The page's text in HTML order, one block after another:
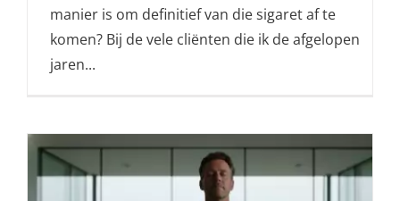
manier is om definitief van die sigaret af te
komen? Bij de vele cliënten die ik de afgelopen
jaren...